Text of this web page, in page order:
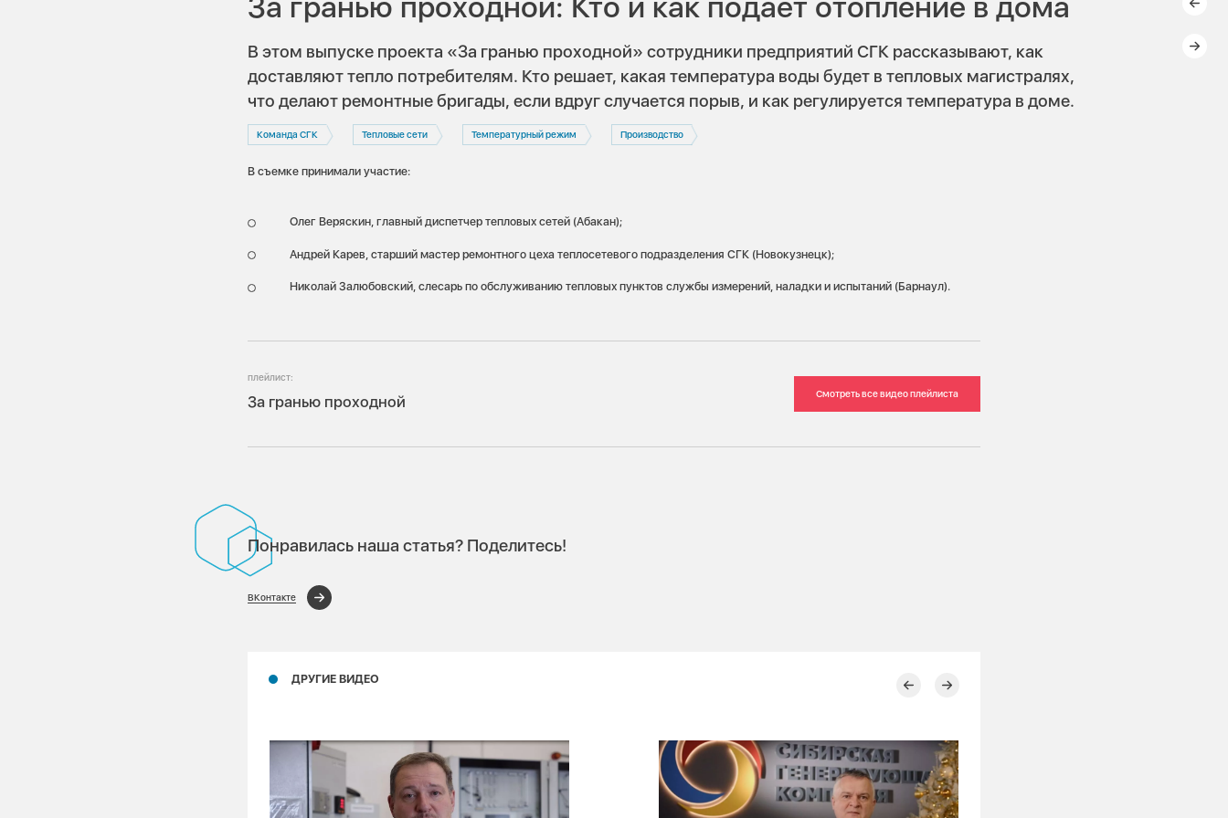
В этом выпуске проекта «За гранью проходной» сотрудники предприятий СГК рассказывают, как
доставляют тепло потребителям. Кто решает, какая температура воды будет в тепловых магистралях,
что делают ремонтные бригады, если вдруг случается порыв, и как регулируется температура в доме.
Команда СГК Тепловые сети Температурный режим Производство
В съемке принимали участие:
Олег Веряскин, главный диспетчер тепловых сетей (Абакан);
Андрей Карев, cтарший мастер ремонтного цеха теплосетевого подразделения СГК (Новокузнецк);
Николай Залюбовский, слесарь по обслуживанию тепловых пунктов службы измерений, наладки и испытаний (Барнаул).
плейлист:
За гранью проходной Смотреть все видео плейлиста
Понравилась наша статья? Поделитесь!
ВКонтакте
ДРУГИЕ ВИДЕО